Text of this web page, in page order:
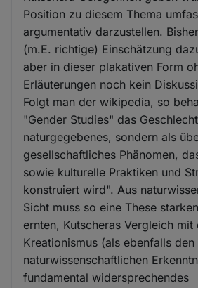
Position zu diesem Thema
argumentativ darzustellen.
(m.E. richtige) Einschätzung
aber in dieser plakativen Form
Erläuterungen noch kein
Folgt man der wikipedia, so
"Gender Studies" das
naturgegebenes, sondern als
gesellschaftliches Phänomen,
sowie kulturelle Praktiken und
konstruiert wird". Aus
Sicht muss so eine These
ernten, Kutscheras Vergleich mit
Kreationismus (als ebenfalls den
naturwissenschaftlichen
fundamental widersprechendes